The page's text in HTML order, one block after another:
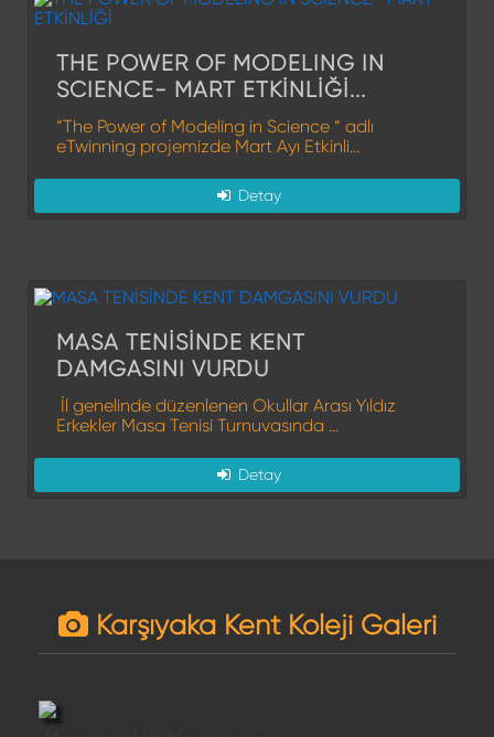
THE POWER OF MODELING IN
SCIENCE- MART ETKİNLİĞİ...
“The Power of Modeling in Science “ adlı
eTwinning projemizde Mart Ayı Etkinli...
Detay
MASA TENİSİNDE KENT
DAMGASINI VURDU
İl genelinde düzenlenen Okullar Arası Yıldız
Erkekler Masa Tenisi Turnuvasında ...
Detay
Karşıyaka Kent Koleji Galeri